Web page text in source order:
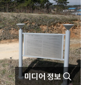
미디어 정보